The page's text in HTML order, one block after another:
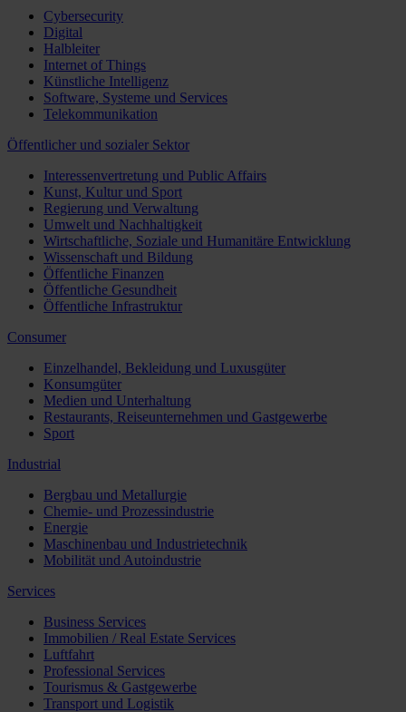
Cybersecurity
Digital
Halbleiter
Internet of Things
Künstliche Intelligenz
Software, Systeme und Services
Telekommunikation
Öffentlicher und sozialer Sektor
Interessenvertretung und Public Affairs
Kunst, Kultur und Sport
Regierung und Verwaltung
Umwelt und Nachhaltigkeit
Wirtschaftliche, Soziale und Humanitäre Entwicklung
Wissenschaft und Bildung
Öffentliche Finanzen
Öffentliche Gesundheit
Öffentliche Infrastruktur
Consumer
Einzelhandel, Bekleidung und Luxusgüter
Konsumgüter
Medien und Unterhaltung
Restaurants, Reiseunternehmen und Gastgewerbe
Sport
Industrial
Bergbau und Metallurgie
Chemie- und Prozessindustrie
Energie
Maschinenbau und Industrietechnik
Mobilität und Autoindustrie
Services
Business Services
Immobilien / Real Estate Services
Luftfahrt
Professional Services
Tourismus & Gastgewerbe
Transport und Logistik